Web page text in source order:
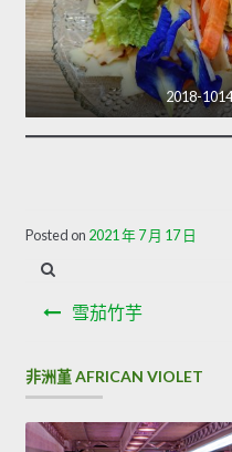
2018-
Posted on 2021 年 7 月 17 日
文
導
覽
雪茄竹芋
非洲堇 AFRICAN VIOLET